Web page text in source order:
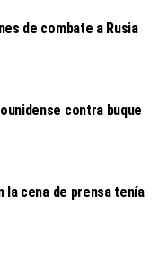
de combate a Rusia
contra buque
la cena de prensa tenía